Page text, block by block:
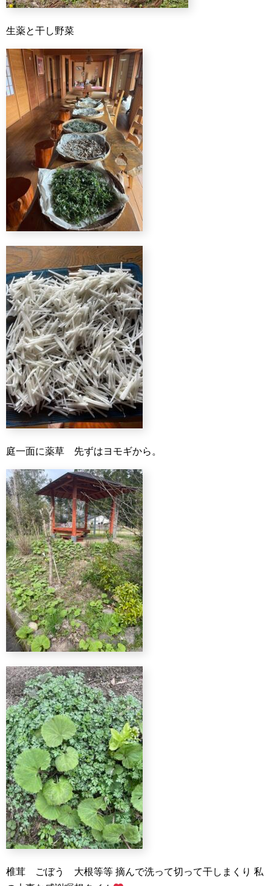
生薬と干し野菜
庭一面に薬草 先ずはヨモギから。
椎茸 ごぼう 大根等等 摘んで洗って切って干しまくり 私